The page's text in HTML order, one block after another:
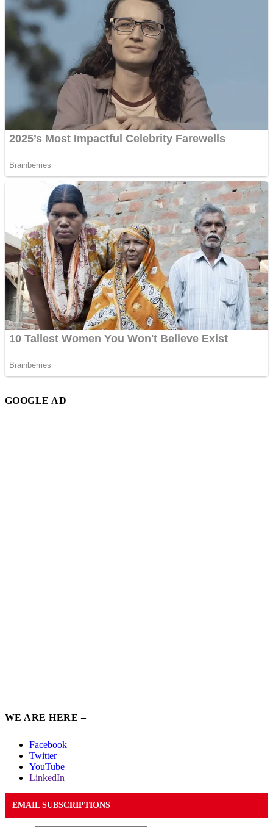
GOOGLE AD
WE ARE HERE –
Facebook
Twitter
YouTube
LinkedIn
EMAIL SUBSCRIPTIONS